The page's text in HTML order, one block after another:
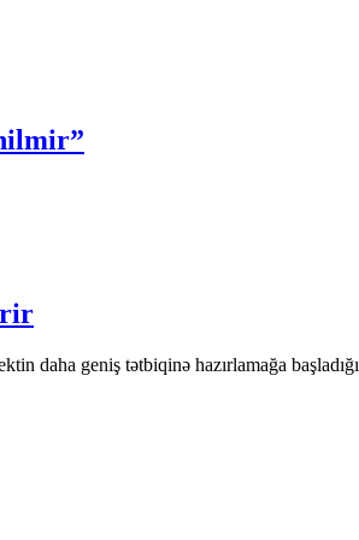
daha geniş tətbiqinə hazırlamağa